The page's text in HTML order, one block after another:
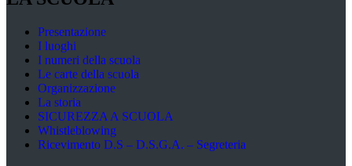
Presentazione
I luoghi
I numeri della scuola
Le carte della scuola
Organizzazione
La storia
SICUREZZA A SCUOLA
Whistleblowing
Ricevimento D.S – D.S.G.A. – Segreteria